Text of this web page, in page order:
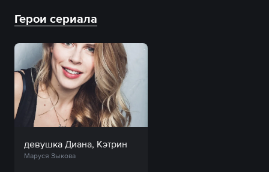
Герои сериала
девушка Диана, Кэтрин
Маруся Зыкова